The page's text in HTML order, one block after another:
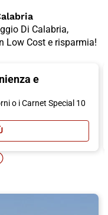
Di Calabria,
Low Cost e risparmia!
e
o i Carnet Special 10
ITALO: MASSIMA